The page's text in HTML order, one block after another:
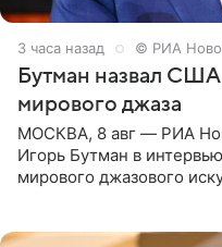
3 часа назад © РИА
Бутман назвал
мирового джаза
МОСКВА, 8 авг — РИА
Игорь Бутман в
мирового джазового